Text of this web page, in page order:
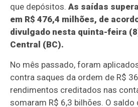
que depósitos.As saídas
em R$ 476,4 milhões, de
divulgado nesta quinta-feira
Central (BC).
No mês passado, foram
contra saques da ordem de R$
rendimentos creditados nas
somaram R$ 6,3 bilhões. O saldo